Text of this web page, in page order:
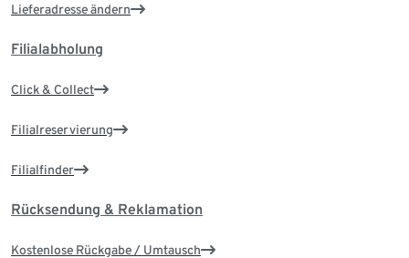
Lieferadresse ändern
Filialabholung
Click & Collect
Filialreservierung
Filialfinder
Rücksendung & Reklamation
Kostenlose Rückgabe / Umtausch